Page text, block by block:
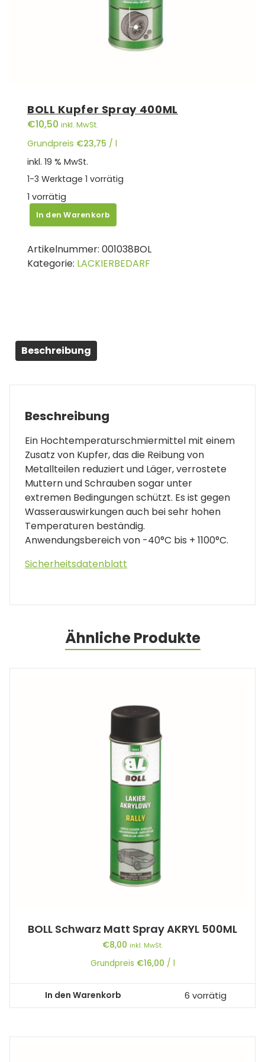
BOLL Kupfer Spray 400ML
€10,50 inkl. MwSt.
Grundpreis €23,75 / l
inkl. 19 % MwSt.
1-3 Werktage 1 vorrätig
1 vorrätig
BOLL
Kupfer
400ML
Menge
In den Warenkorb
Artikelnummer: 001038BOL
Kategorie: LACKIERBEDARF
Beschreibung
Beschreibung
Ein Hochtemperaturschmiermittel mit einem
Zusatz von Kupfer, das die Reibung von
Metallteilen reduziert und Läger, verrostete
Muttern und Schrauben sogar unter
extremen Bedingungen schützt. Es ist gegen
Wasserauswirkungen auch bei sehr hohen
Temperaturen beständig.
Anwendungsbereich von -40°C bis + 1100°C.
Sicherheitsdatenblatt
Ähnliche Produkte
BOLL Schwarz Matt Spray AKRYL 500ML
€8,00 inkl. MwSt.
Grundpreis €16,00 / l
In den Warenkorb 6 vorrätig